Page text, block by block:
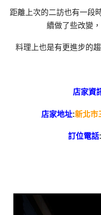
距離上次的二訪也有一段
續做了些改變
料理上也是有更進步的
店家資
店家地址:新北市
訂位電話: